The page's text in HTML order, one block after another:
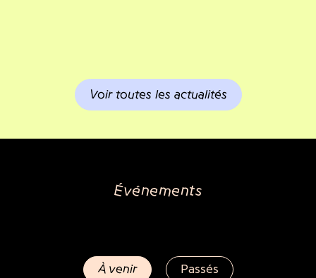
Voir toutes les actualités
Événements
À venir Passés